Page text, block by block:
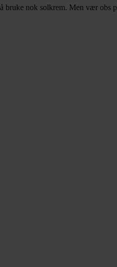
bruke nok solkrem. Men vær